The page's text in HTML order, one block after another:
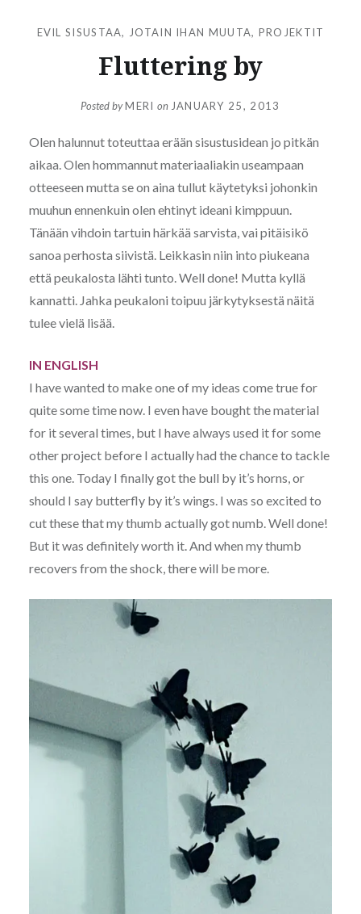
EVIL SISUSTAA, JOTAIN IHAN MUUTA, PROJEKTIT
Fluttering by
Posted byMERI on JANUARY 25, 2013
Olen halunnut toteuttaa erään sisustusidean jo pitkän
aikaa. Olen hommannut materiaaliakin useampaan
otteeseen mutta se on aina tullut käytetyksi johonkin
muuhun ennenkuin olen ehtinyt ideani kimppuun.
Tänään vihdoin tartuin härkää sarvista, vai pitäisikö
sanoa perhosta siivistä. Leikkasin niin into piukeana
että peukalosta lähti tunto. Well done! Mutta kyllä
kannatti. Jahka peukaloni toipuu järkytyksestä näitä
tulee vielä lisää.
IN ENGLISH
I have wanted to make one of my ideas come true for
quite some time now. I even have bought the material
for it several times, but I have always used it for some
other project before I actually had the chance to tackle
this one. Today I finally got the bull by it’s horns, or
should I say butterfly by it’s wings. I was so excited to
cut these that my thumb actually got numb. Well done!
But it was definitely worth it. And when my thumb
recovers from the shock, there will be more.